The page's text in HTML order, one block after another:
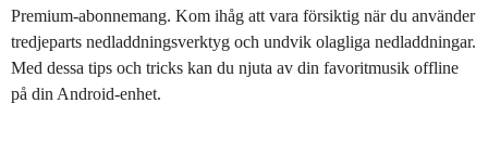
Premium-abonnemang. Kom ihåg att vara försiktig när du använder
tredjeparts nedladdningsverktyg och undvik olagliga nedladdningar.
Med dessa tips och tricks kan du njuta av din favoritmusik offline
på din Android-enhet.